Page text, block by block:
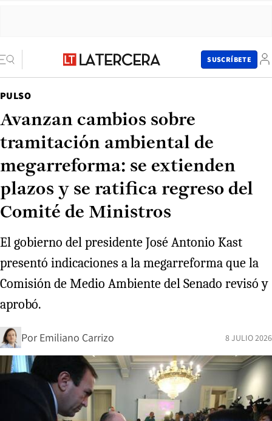
SUSCRÍBETE
PULSO
Avanzan cambios sobre
tramitación ambiental de
megarreforma: se extienden
plazos y se ratifica regreso del
Comité de Ministros
El gobierno del presidente José Antonio Kast
presentó indicaciones a la megarreforma que la
Comisión de Medio Ambiente del Senado revisó y
aprobó.
Por Emiliano Carrizo 8 JULIO 2026